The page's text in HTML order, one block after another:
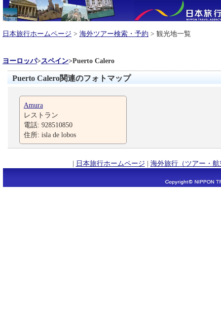
日本旅行ホームページ > 海外ツアー検索・予約 > 観光地一覧
ヨーロッパ>スペイン>Puerto Calero
Puerto Calero関連のフォトマップ
Amura
レストラン
電話: 928510850
住所: isla de lobos
| 日本旅行ホームページ | 海外旅行（ツアー・航